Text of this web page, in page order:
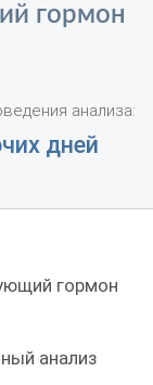
гормон
анализа:
дней
гормон
анализ